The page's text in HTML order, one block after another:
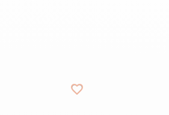
favorite_border